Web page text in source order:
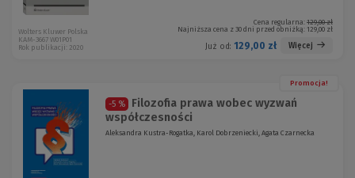
Cena regularna: 129,00 zł
Najniższa cena z 30 dni przed obniżką: 129,00 zł
Już od: 129,00 zł Więcej
Wolters Kluwer Polska
KAM-3667 W01P01
Rok publikacji: 2020
Promocja!
-5 %
Filozofia prawa wobec wyzwań
współczesności
Aleksandra Kustra-Rogatka, Karol Dobrzeniecki, Agata Czarnecka